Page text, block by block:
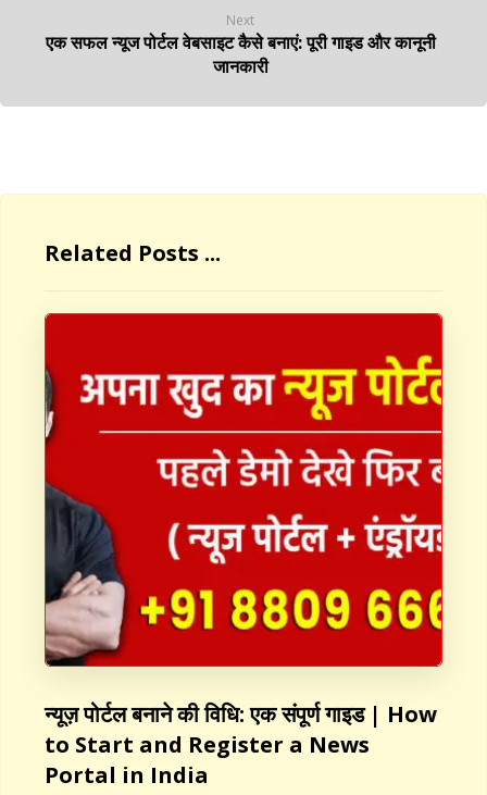
Next
एक सफल न्यूज पोर्टल वेबसाइट कैसे बनाएं: पूरी गाइड और कानूनी
जानकारी
Related Posts ...
न्यूज़ पोर्टल बनाने की विधि: एक संपूर्ण गाइड | How
to Start and Register a News
Portal in India